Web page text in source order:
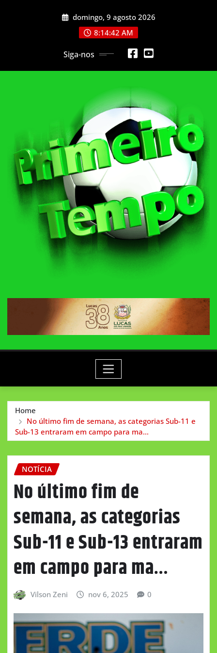
domingo, 9 agosto 2026
8:14:44 AM
Siga-nos
Home
No último fim de semana, as categorias Sub-11 e
Sub-13 entraram em campo para ma…
NOTÍCIA
No último fim de
semana, as categorias
Sub-11 e Sub-13 entraram
em campo para ma…
Vilson Zeni nov 6, 2025 0